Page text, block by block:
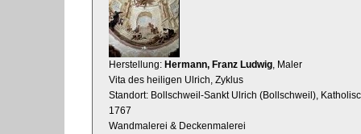
Herstellung: Hermann, Franz Ludwig , Maler
Vita des heiligen Ulrich, Zyklus
Standort: Bollschweil-Sankt Ulrich (Bollschweil),
1767
Wandmalerei & Deckenmalerei